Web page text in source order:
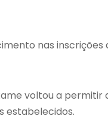
nas inscrições
voltou a
estabelecidos.